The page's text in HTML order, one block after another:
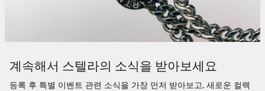
계속해서 스텔라의 소식을 받아보세요
등록 후 특별 이벤트 관련 소식을 가장 먼저 받아보고, 새로운 컬렉